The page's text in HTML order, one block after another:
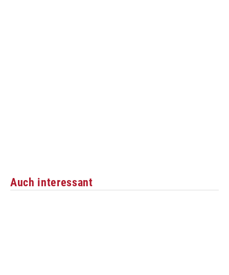
Auch interessant